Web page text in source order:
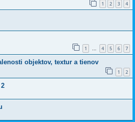
1 2 3 4
1 … 4 5 6 7
objektov, textur a tienov
1 2